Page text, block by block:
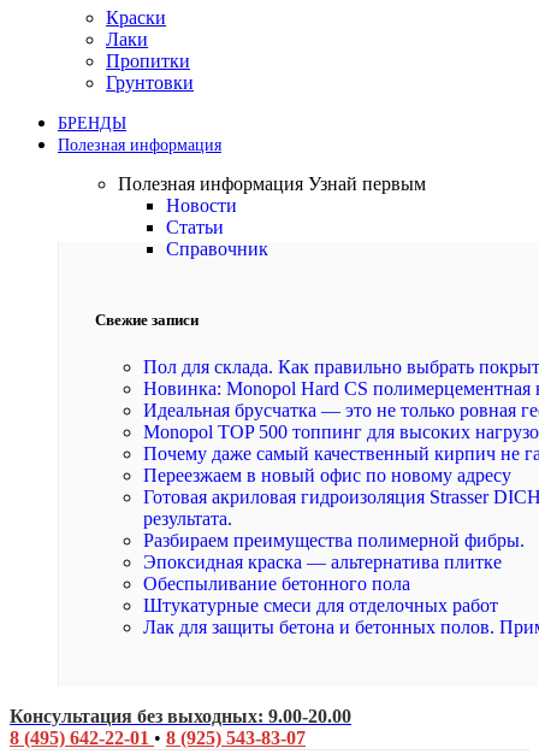
Краски
Лаки
Пропитки
Грунтовки
БРЕНДЫ
Полезная информация
Полезная информация Узнай первым
Новости
Статьи
Справочник
Свежие записи
Пол для склада. Как правильно выбрать
Новинка: Monopol Hard CS полимерцементная
Идеальная брусчатка — это не только ровная
Monopol TOP 500 топпинг для высоких
Почему даже самый качественный кирпич не
Переезжаем в новый офис по новому адресу
Готовая акриловая гидроизоляция Strasser
результата.
Разбираем преимущества полимерной фибры.
Эпоксидная краска — альтернатива плитке
Обеспыливание бетонного пола
Штукатурные смеси для отделочных работ
Лак для защиты бетона и бетонных полов.
Консультация без выходных: 9.00-20.00
8 (495) 642-22-01 • 8 (925) 543-83-07